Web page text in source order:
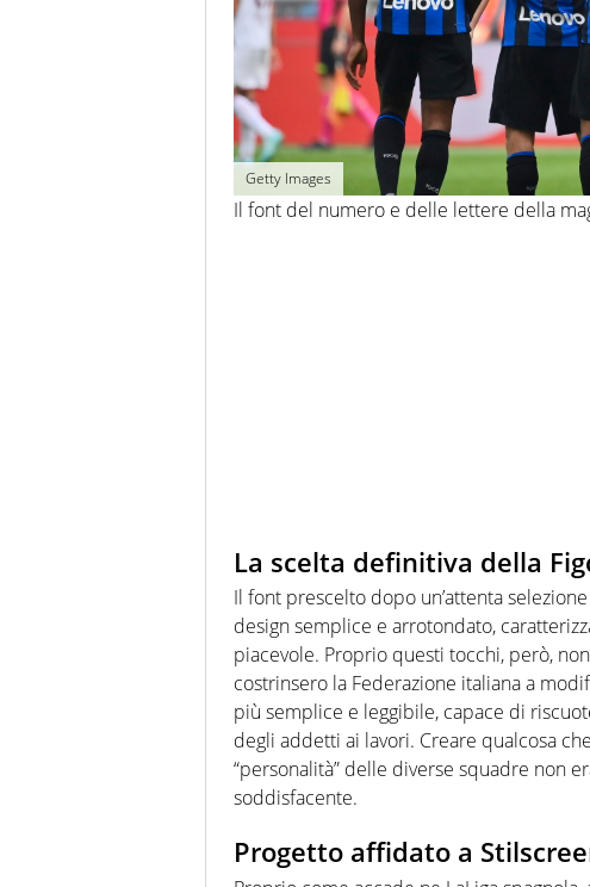
Getty Images
Il font del numero e delle lettere della
La scelta definitiva della
Il font prescelto dopo un’attenta
design semplice e arrotondato,
piacevole. Proprio questi tocchi, però,
costrinsero la Federazione italiana a
più semplice e leggibile, capace di
degli addetti ai lavori. Creare qualcosa
“personalità” delle diverse squadre non
soddisfacente.
Progetto affidato a